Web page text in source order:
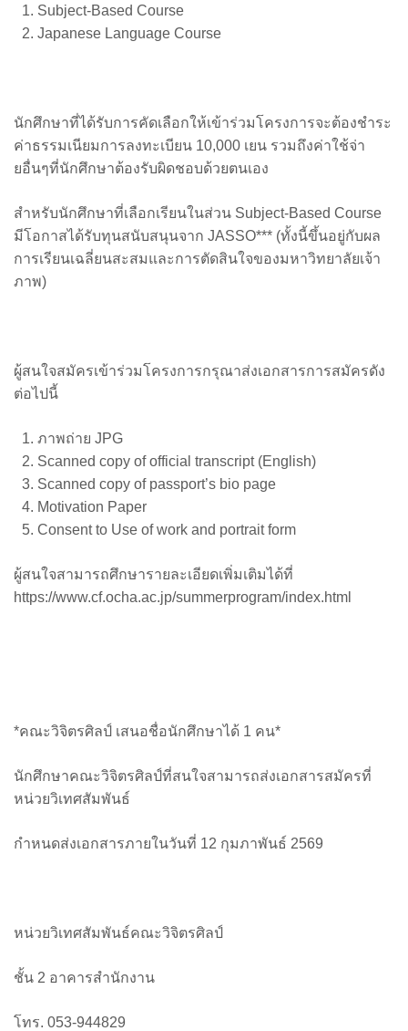
Subject-Based Course
Japanese Language Course
นักศึกษาที่ได้รับการคัดเลือกให้เข้าร่วมโครงการจะต้องชำระ
ค่าธรรมเนียมการลงทะเบียน 10,000 เยน รวมถึงค่าใช้จ่า
ยอื่นๆที่นักศึกษาต้องรับผิดชอบด้วยตนเอง
สำหรับนักศึกษาที่เลือกเรียนในส่วน Subject-Based Course
มีโอกาสได้รับทุนสนับสนุนจาก JASSO*** (ทั้งนี้ขึ้นอยู่กับผล
การเรียนเฉลี่ยนสะสมและการตัดสินใจของมหาวิทยาลัยเจ้า
ภาพ)
ผู้สนใจสมัครเข้าร่วมโครงการกรุณาส่งเอกสารการสมัครดัง
ต่อไปนี้
ภาพถ่าย JPG
Scanned copy of official transcript (English)
Scanned copy of passport’s bio page
Motivation Paper
Consent to Use of work and portrait form
ผู้สนใจสามารถศึกษารายละเอียดเพิ่มเติมได้ที่
https://www.cf.ocha.ac.jp/summerprogram/index.html
*คณะวิจิตรศิลป์ เสนอชื่อนักศึกษาได้ 1 คน*
นักศึกษาคณะวิจิตรศิลป์ที่สนใจสามารถส่งเอกสารสมัครที่
หน่วยวิเทศสัมพันธ์
กำหนดส่งเอกสารภายในวันที่ 12 กุมภาพันธ์ 2569
หน่วยวิเทศสัมพันธ์คณะวิจิตรศิลป์
ชั้น 2 อาคารสำนักงาน
โทร. 053-944829